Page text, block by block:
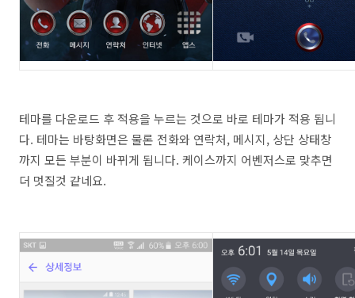
테마를 다운로드 후 적용을 누르는 것으로 바로 테마가 적용 됩니
다. 테마는 바탕화면은 물론 전화와 연락처, 메시지, 상단 상태창
까지 모든 부분이 바뀌게 됩니다. 케이스까지 어벤저스로 맞추면
더 멋질것 같네요.